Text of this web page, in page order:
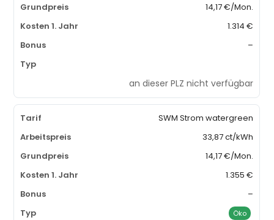
14,17 €/Mon.
1.314 €
–
an dieser PLZ nicht verfügbar
SWM Strom watergreen
33,87 ct/kWh
14,17 €/Mon.
1.355 €
–
Öko